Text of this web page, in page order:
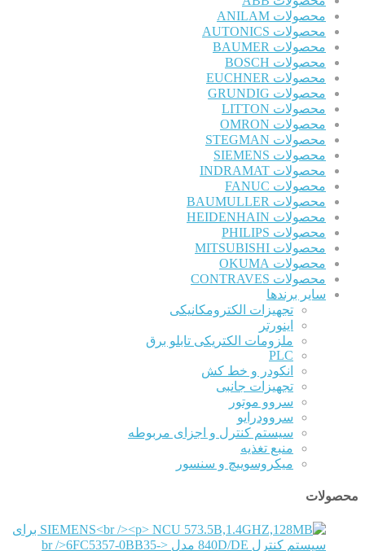
محصولات ANILAM
محصولات AUTONICS
محصولات BAUMER
محصولات BOSCH
محصولات EUCHNER
محصولات GRUNDIG
محصولات LITTON
محصولات OMRON
محصولات STEGMAN
محصولات SIEMENS
محصولات INDRAMAT
محصولات FANUC
محصولات BAUMULLER
محصولات HEIDENHAIN
محصولات PHILIPS
محصولات MITSUBISHI
محصولات OKUMA
محصولات CONTRAVES
سایر برندها
تجهیزات الکترومکانیکی
اینورتر
ملزومات الکتریکی تابلو برق
PLC
انکودر و خط کش
تجهیزات جانبی
سروو موتور
سروودرایو
سیستم کنترل و اجزای مربوطه
منبع تغذیه
میکروسوییچ و سنسور
محصولات